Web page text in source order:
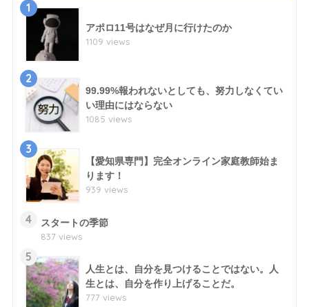
1
アポロ11号はなぜ月に行けたのか
1109 views
2
99.99%報われないとしても、努力しなくてい
い理由にはならない
1085 views
3
【愛知県専門】完全オンライン家庭教師始ま
ります！
939 views
4
スタートの季節
837 views
5
人生とは、自分を見つけることではない。人
生とは、自分を作り上げることだ。
777 views